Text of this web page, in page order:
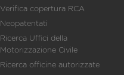
Verifica copertura RCA
Neopatentati
Ricerca Uffici della
Motorizzazione Civile
Ricerca officine autorizzate